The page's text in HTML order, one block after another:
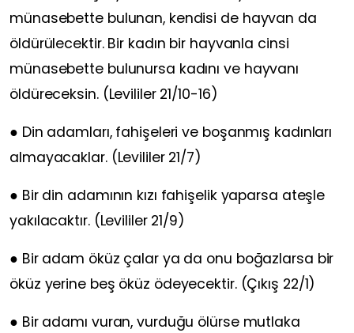
münasebette bulunan, kendisi de hayvan da
öldürülecektir. Bir kadın bir hayvanla cinsi
münasebette bulunursa kadını ve hayvanı
öldüreceksin. (Levililer 21/10-16)
● Din adamları, fahişeleri ve boşanmış kadınları
almayacaklar. (Levililer 21/7)
● Bir din adamının kızı fahişelik yaparsa ateşle
yakılacaktır. (Levililer 21/9)
● Bir adam öküz çalar ya da onu boğazlarsa bir
öküz yerine beş öküz ödeyecektir. (Çıkış 22/1)
● Bir adamı vuran, vurduğu ölürse mutlaka